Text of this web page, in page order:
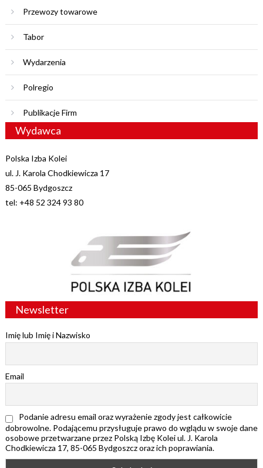
Przewozy towarowe
Tabor
Wydarzenia
Polregio
Publikacje Firm
Wydawca
Polska Izba Kolei
ul. J. Karola Chodkiewicza 17
85-065 Bydgoszcz
tel: +48 52 324 93 80
Newsletter
Imię lub Imię i Nazwisko
Email
Podanie adresu email oraz wyrażenie zgody jest całkowicie
dobrowolne. Podającemu przysługuje prawo do wglądu w swoje dane
osobowe przetwarzane przez Polską Izbę Kolei ul. J. Karola
Chodkiewicza 17, 85-065 Bydgoszcz oraz ich poprawiania.